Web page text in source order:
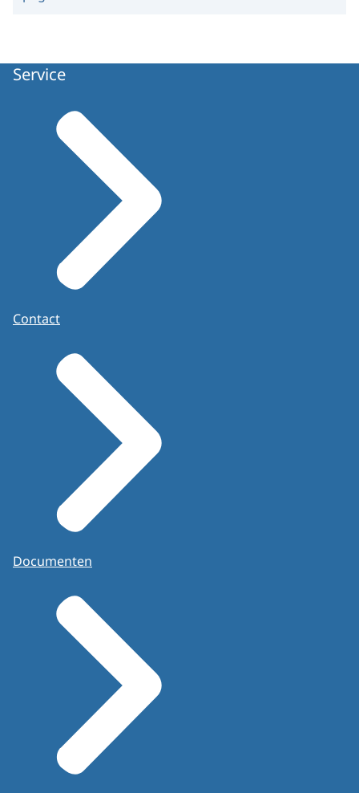
Service
Contact
Documenten